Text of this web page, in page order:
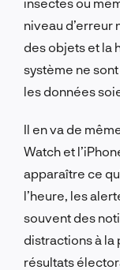
niveau d’erreur
des objets et la
système ne
les données
Il en va de
Watch et
apparaître ce
l’heure, les
souvent des
distractions à la
résultats